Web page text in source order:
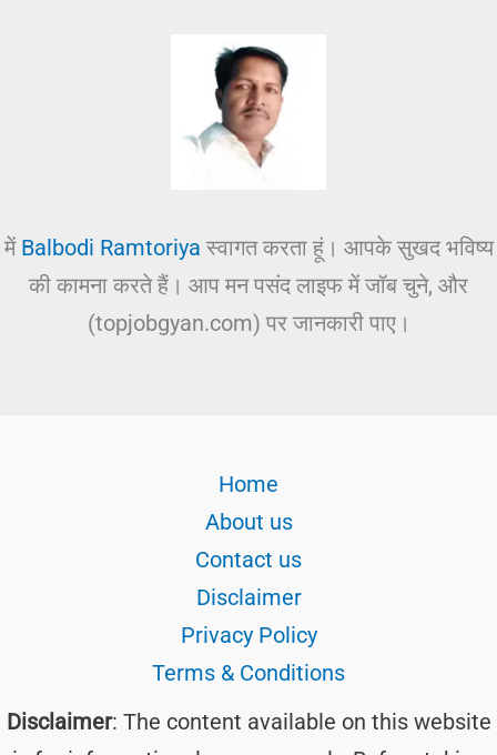
में Balbodi Ramtoriya स्वागत करता हूं। आपके सुखद भविष्य
की कामना करते हैं। आप मन पसंद लाइफ में जॉब चुने, और
(topjobgyan.com) पर जानकारी पाए।
Home
About us
Contact us
Disclaimer
Privacy Policy
Terms & Conditions
Disclaimer: The content available on this website